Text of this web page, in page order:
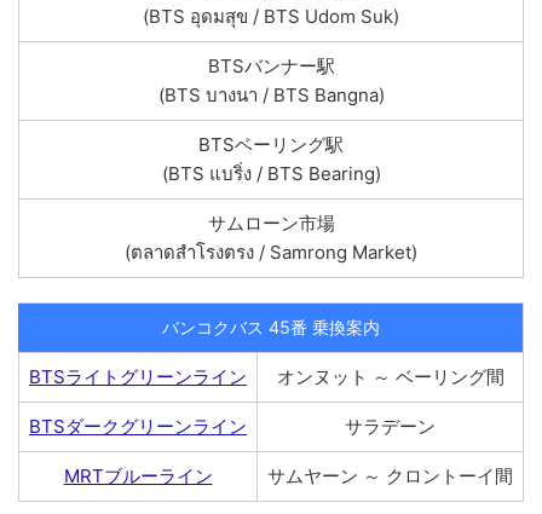
(BTS อุดมสุข / BTS Udom Suk)
BTSバンナー駅
(BTS บางนา / BTS Bangna)
BTSベーリング駅
(BTS แบริ่ง / BTS Bearing)
サムローン市場
(ตลาดสำโรงตรง / Samrong Market)
バンコクバス 45番 乗換案内
BTSライトグリーンライン オンヌット ～ ベーリング間
BTSダークグリーンライン サラデーン
MRTブルーライン サムヤーン ～ クロントーイ間